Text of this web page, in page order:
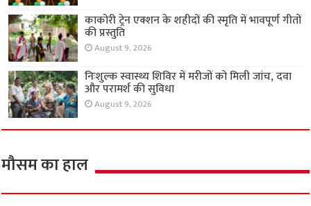
काकोरी ट्रेन एक्शन के शहीदों की स्मृति में भावपूर्ण गीतों
की प्रस्तुति
August 9, 2026
निःशुल्क स्वास्थ्य शिविर में मरीजों को मिली जांच, दवा
और परामर्श की सुविधा
August 9, 2026
मौसम का हाल